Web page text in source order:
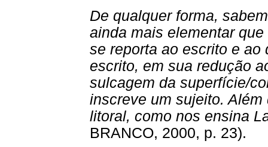
De qualquer forma,
ainda mais elementar
se reporta ao escrito e ao
escrito, em sua redução
sulcagem da superfície/
inscreve um sujeito.
litoral, como nos ensina
BRANCO, 2000, p. 23).